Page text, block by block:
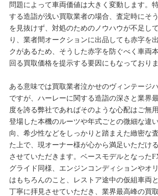
問題によって車両価値は大きく変動します。
する造詣が浅い買取業者の場合、査定時にそ
を見抜けず、対処のためのノウハウが不足し
り、業者間オークションに出品しても赤字を
クがあるため、そうした赤字を防ぐべく車両
回る買取価格を提示する要因にもなっておりま
ある意味では買取業者泣かせのヴィンテージ
ですが、ハーレーに関する造詣の深さと業界
度を誇る弊社であればそのような心配はご無
登場した本機のルーツや年式ごとの微細な違
向、希少性などをしっかりと踏まえた緻密な
た上で、現オーナー様が心から満足いただけ
させていただきます。ベースモデルとなった
グライド同様、エンジンコンディションやオ
はもちろんのこと、レストア途中の仮組車両
丁寧に拝見させていただき、業界最高峰の買